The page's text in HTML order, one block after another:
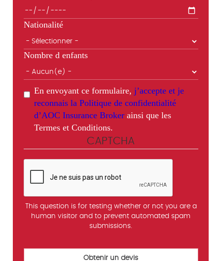
Nationalité
Nombre d enfants
En envoyant ce formulaire, j’accepte et je
reconnais la Politique de confidentialité
d’AOC Insurance Brokerainsi que les
Termes et Conditions.
CAPTCHA
This question is for testing whether or not you are a
human visitor and to prevent automated spam
submissions.